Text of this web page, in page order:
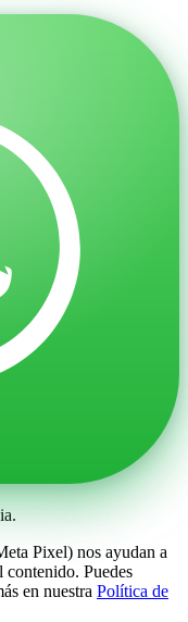
Pixel) nos ayudan a
contenido. Puedes
en nuestra Política de